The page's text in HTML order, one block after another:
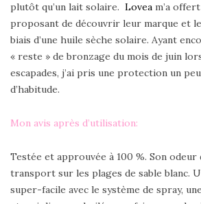
plutôt qu’un lait solaire. Lovea m’a
proposant de découvrir leur marque et
biais d’une huile sèche solaire. Ayant
« reste » de bronzage du mois de juin
escapades, j’ai pris une protection un
d’habitude.
Mon avis après d’utilisation:
Testée et approuvée à 100 %. Son
transport sur les plages de sable blanc.
super-facile avec le système de spray,